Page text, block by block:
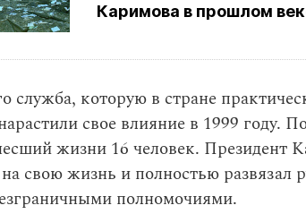
Каримова в прошлом
служба, которую в стране
свое влияние в 1999 году.
жизни 16 человек. Президент
свою жизнь и полностью развязал
полномочиями.